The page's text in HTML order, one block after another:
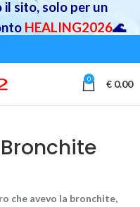
0 € 0.00
che avevo la bronchite,
sito, solo per un
HEALING2026🌊